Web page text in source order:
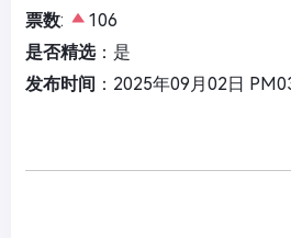
票数:
106
是否精选：是
发布时间 ：2025年09月02日